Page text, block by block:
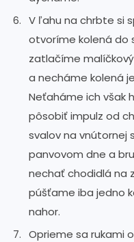
V ľahu na chrbte si
otvoríme kolená do
zatlačíme
a necháme kolená
Neťaháme ich však
pôsobiť impulz od
svalov na vnútornej
panvovom dne a
nechať chodidlá na
púšťame iba jedno
nahor.
Oprieme sa rukami